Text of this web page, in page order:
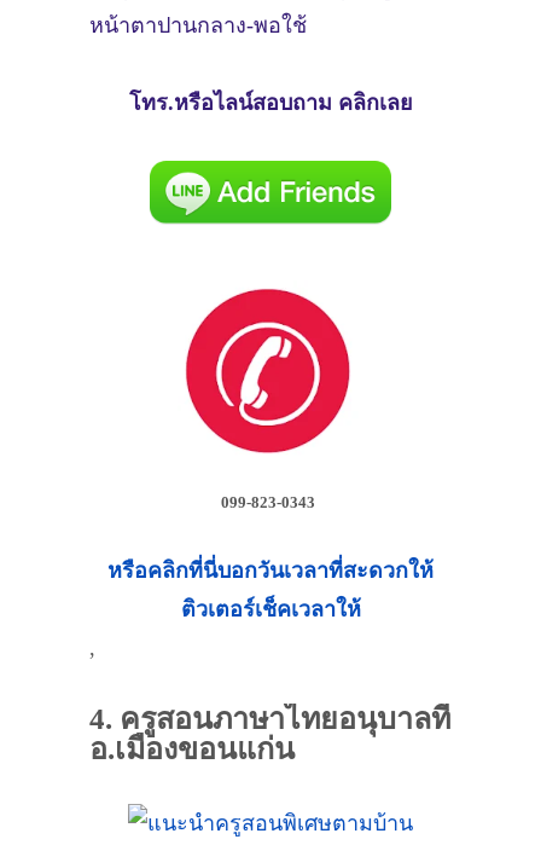
หน้าตาปานกลาง-พอใช้
โทร.หรือไลน์สอบถาม คลิกเลย
099-823-0343
หรือคลิกที่นี่บอกวันเวลาที่สะดวกให้
ติวเตอร์เช็คเวลาให้
,
4. ครูสอนภาษาไทยอนุบาลที่
อ.เมืองขอนแก่น